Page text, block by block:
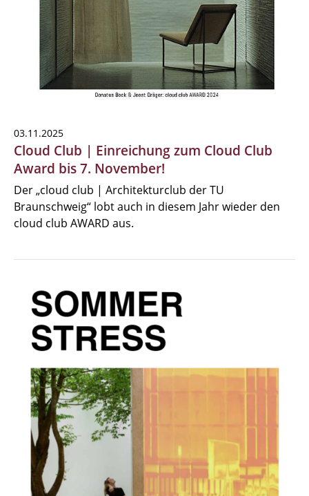
03.11.2025
Cloud Club | Einreichung zum Cloud Club
Award bis 7. November!
Der „cloud club | Architekturclub der TU
Braunschweig“ lobt auch in diesem Jahr wieder den
cloud club AWARD aus.